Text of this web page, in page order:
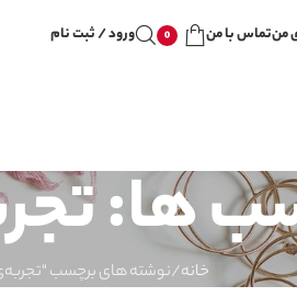
منتماس با من 0 ورود / ثبت نام
ها:
خانه نوشته های برچسب